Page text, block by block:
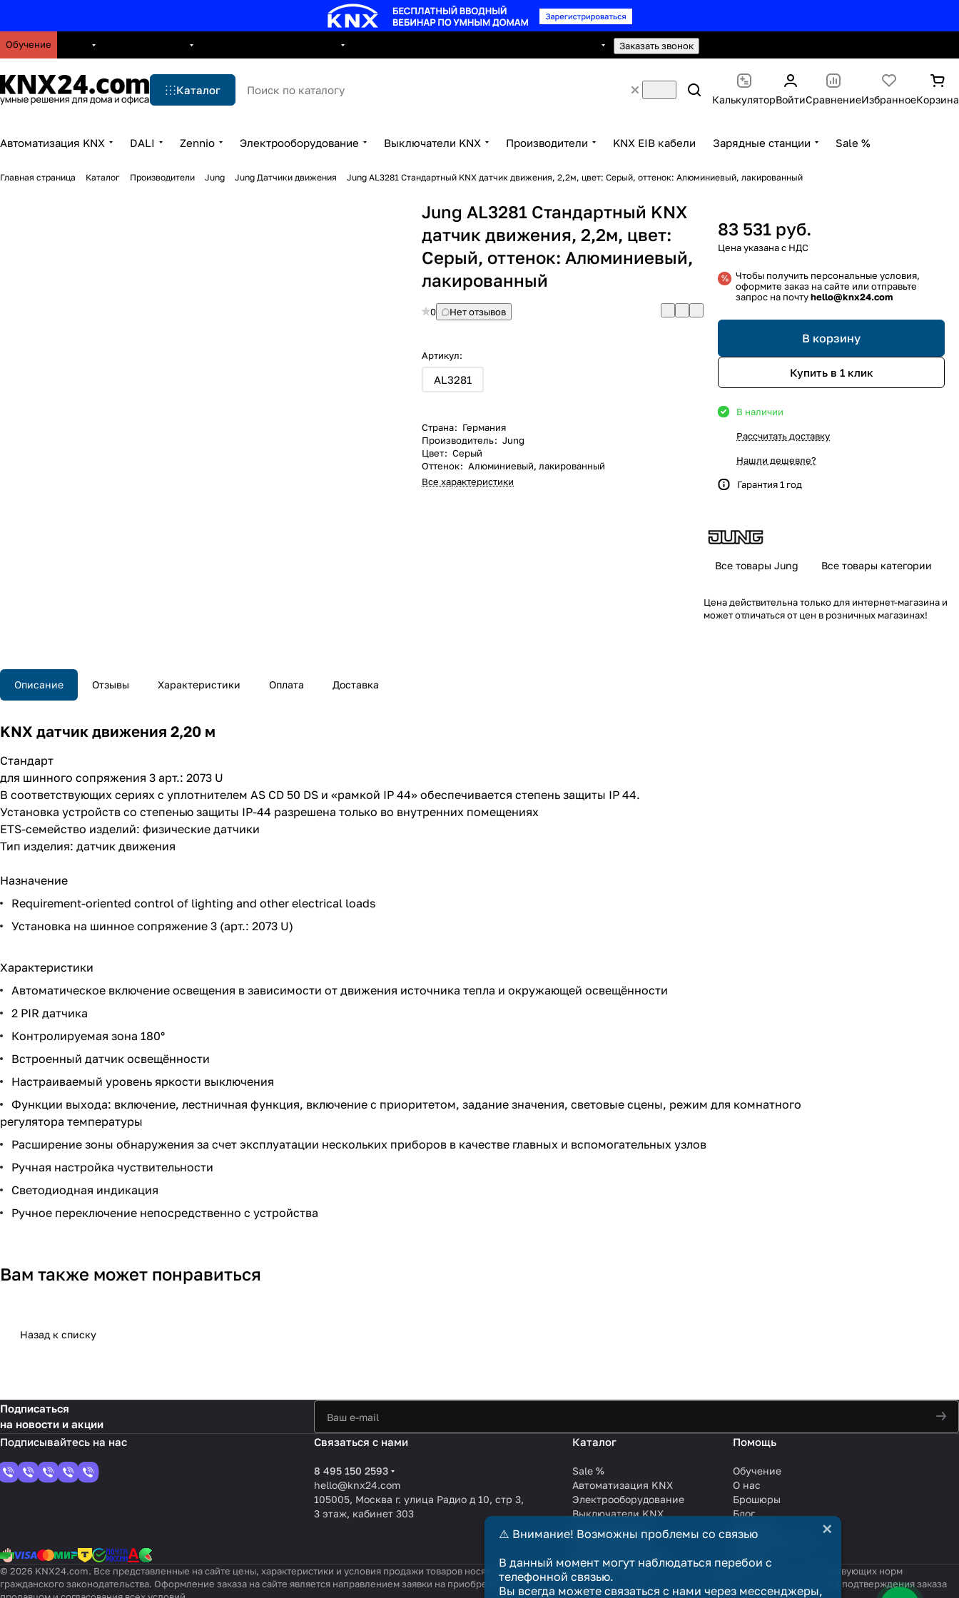
Обучение Заказать звонок
Каталог
КалькуляторВойтиСравнениеИзбранноеКорзина
Автоматизация KNX DALI Zennio Электрооборудование Выключатели KNX Производители KNX EIB кабели Зарядные станции Sale %
Главная страница Каталог Производители Jung Jung Датчики движения Jung AL3281 Стандартный KNX датчик движения, 2,2м, цвет: Серый, оттенок: Алюминиевый, лакированный
Jung AL3281 Стандартный KNX
датчик движения, 2,2м, цвет:
Серый, оттенок: Алюминиевый,
лакированный
0 Нет отзывов
Артикул:
AL3281
Страна: Германия
Производитель: Jung
Цвет: Серый
Оттенок: Алюминиевый, лакированный
Все характеристики
83 531 руб.
Чтобы получить персональные условия,
оформите заказ на сайте или отправьте
запрос на почтуhello@knx24.com
В корзину
Купить в 1 клик
В наличии
Рассчитать доставку
Нашли дешевле?
Гарантия 1 год
Все товары Jung Все товары категории
Цена действительна только для интернет-магазина и
может отличаться от цен в розничных магазинах!
Описание Отзывы Характеристики Оплата Доставка
KNX датчик движения 2,20 м
Стандарт
для шинного сопряжения 3 арт.: 2073 U
В соответствующих сериях с уплотнителем AS CD 50 DS и «рамкой IP 44» обеспечивается степень защиты IP 44.
Установка устройств со степенью защиты IP-44 разрешена только во внутренних помещениях
ETS-семейство изделий: физические датчики
Тип изделия: датчик движения
Назначение
Requirement-oriented control of lighting and other electrical loads
Установка на шинное сопряжение 3 (арт.: 2073 U)
Характеристики
Автоматическое включение освещения в зависимости от движения источника тепла и окружающей освещённости
2 PIR датчика
Контролируемая зона 180°
Встроенный датчик освещённости
Настраиваемый уровень яркости выключения
Функции выхода: включение, лестничная функция, включение с приоритетом, задание значения, световые сцены, режим для комнатного
регулятора температуры
Расширение зоны обнаружения за счет эксплуатации нескольких приборов в качестве главных и вспомогательных узлов
Ручная настройка чуствительности
Светодиодная индикация
Ручное переключение непосредственно с устройства
Вам также может понравиться
Назад к списку
Подписаться
на новости и акции
Связаться с нами
8 495 150 2593
hello@knx24.com
105005, Москва г. улица Радио д 10, стр 3,
3 этаж, кабинет 303
Каталог
Sale %
Автоматизация KNX
Электрооборудование
Выключатели KNX
Производители
KNX EIB кабели
Зарядные станции
Помощь
Обучение
О нас
Брошюры
Блог
Сотрудничество
Услуги
© 2026 KNX24.com. Все представленные на сайте цены, характеристики и условия продажи товаров носят справочный характер и не являются публичной офертой в смысле соответствующих норм
гражданского законодательства. Оформление заказа на сайте является направлением заявки на приобретение товара. Договор купли-продажи считается заключённым только после подтверждения заказа
⚠️ Внимание! Возможны проблемы со связью
В данный момент могут наблюдаться перебои с
телефонной связью.
Вы всегда можете связаться с нами через мессенджеры,
×